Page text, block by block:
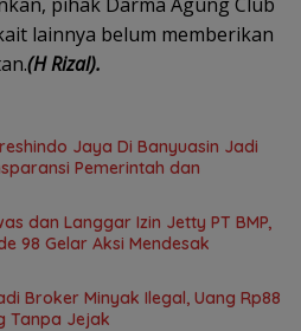
lainnya belum memberikan
(H Rizal).
Jaya Di Banyuasin Jadi
Pemerintah dan
dan Langgar Izin Jetty PT BMP,
98 Gelar Aksi Mendesak
Broker Minyak Ilegal, Uang Rp88
Tanpa Jejak